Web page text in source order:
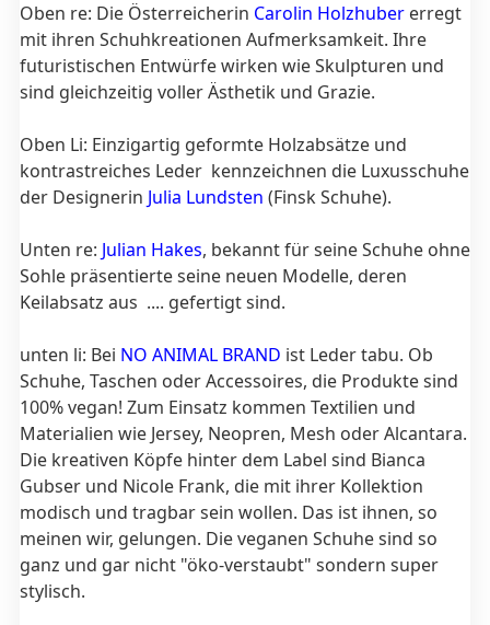
Oben re: Die Österreicherin Carolin Holzhubererregt
mit ihren Schuhkreationen Aufmerksamkeit. Ihre
futuristischen Entwürfe wirken wie Skulpturen und
sind gleichzeitig voller Ästhetik und Grazie.
Oben Li: Einzigartig geformte Holzabsätze und
kontrastreiches Leder kennzeichnen die Luxusschuhe
der Designerin Julia Lundsten (Finsk Schuhe).
Unten re: Julian Hakes, bekannt für seine Schuhe ohne
Sohle präsentierte seine neuen Modelle, deren
Keilabsatz aus .... gefertigt sind.
unten li: Bei NO ANIMAL BRAND ist Leder tabu. Ob
Schuhe, Taschen oder Accessoires, die Produkte sind
100% vegan! Zum Einsatz kommen Textilien und
Materialien wie Jersey, Neopren, Mesh oder Alcantara.
Die kreativen Köpfe hinter dem Label sind Bianca
Gubser und Nicole Frank, die mit ihrer Kollektion
modisch und tragbar sein wollen. Das ist ihnen, so
meinen wir, gelungen. Die veganen Schuhe sind so
ganz und gar nicht "öko-verstaubt" sondern super
stylisch.